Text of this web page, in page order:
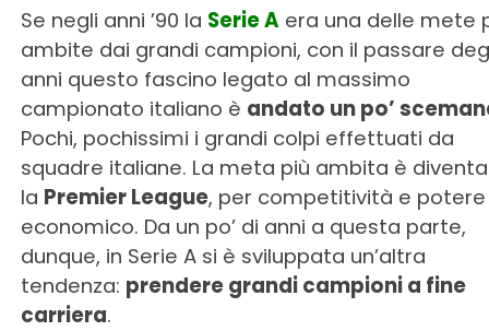
Se negli anni ’90 la Serie Aera una delle mete
ambite dai grandi campioni, con il passare
anni questo fascino legato al massimo
campionato italiano è andato un po’
Pochi, pochissimi i grandi colpi effettuati da
squadre italiane. La meta più ambita è
la Premier League, per competitività e potere
economico. Da un po’ di anni a questa parte,
dunque, in Serie A si è sviluppata un’altra
tendenza: prendere grandi campioni a fine
carriera.